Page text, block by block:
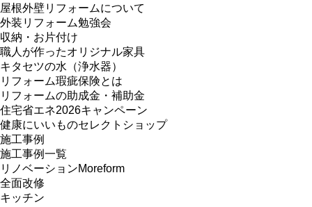
屋根外壁リフォームについて
外装リフォーム勉強会
収納・お片付け
職人が作ったオリジナル家具
キタセツの水（浄水器）
リフォーム瑕疵保険とは
リフォームの助成金・補助金
住宅省エネ2026キャンペーン
健康にいいものセレクトショップ
施工事例
施工事例一覧
リノベーションMoreform
全面改修
キッチン